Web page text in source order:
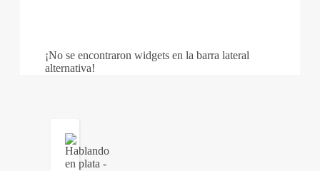
¡No se encontraron widgets en la barra lateral
alternativa!